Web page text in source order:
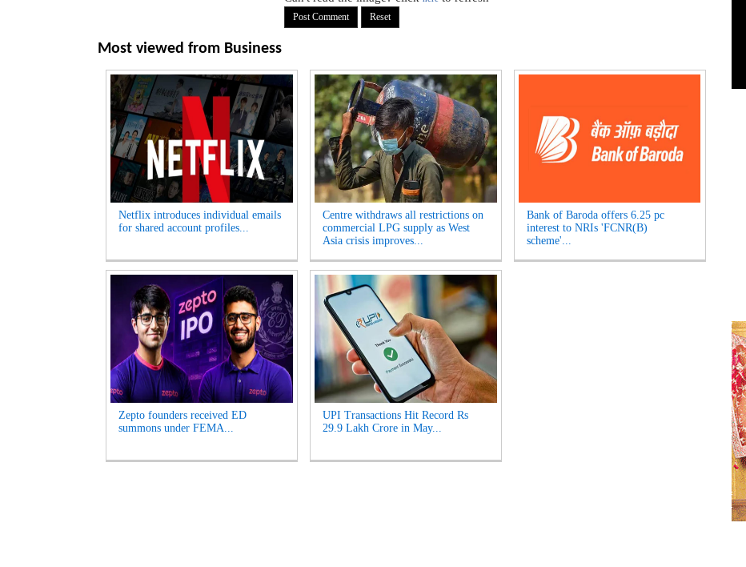
Most viewed from Business
Netflix introduces individual emails
for shared account profiles...
Centre withdraws all restrictions on
commercial LPG supply as West
Asia crisis improves...
Bank of Baroda offers 6.25 pc
interest to NRIs 'FCNR(B)
scheme'...
Zepto founders received ED
summons under FEMA...
UPI Transactions Hit Record Rs
29.9 Lakh Crore in May...